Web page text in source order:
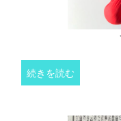
続きを読む